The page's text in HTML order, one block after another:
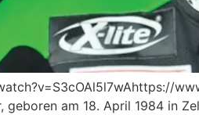
am 18. April 1984 in